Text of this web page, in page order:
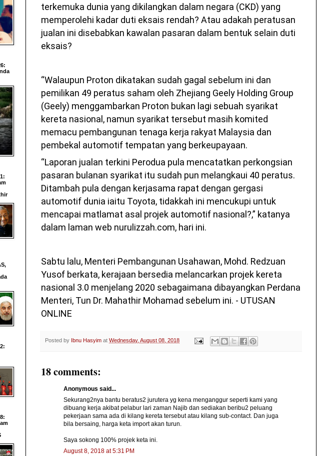
terkemuka dunia yang dikilangkan dalam negara (CKD) yang
memperolehi kadar duti eksais rendah? Atau adakah peratusan
jualan ini disebabkan kawalan pasaran dalam bentuk selain duti
eksais?
“Walaupun Proton dikatakan sudah gagal sebelum ini dan
pemilikan 49 peratus saham oleh Zhejiang Geely Holding Group
(Geely) menggambarkan Proton bukan lagi sebuah syarikat
kereta nasional, namun syarikat tersebut masih komited
memacu pembangunan tenaga kerja rakyat Malaysia dan
pembekal automotif tempatan yang berkeupayaan.
“Laporan jualan terkini Perodua pula mencatatkan perkongsian
pasaran bulanan syarikat itu sudah pun melangkaui 40 peratus.
Ditambah pula dengan kerjasama rapat dengan gergasi
automotif dunia iaitu Toyota, tidakkah ini mencukupi untuk
mencapai matlamat asal projek automotif nasional?,” katanya
dalam laman web nurulizzah.com, hari ini.
Sabtu lalu, Menteri Pembangunan Usahawan, Mohd. Redzuan
Yusof berkata, kerajaan bersedia melancarkan projek kereta
nasional 3.0 menjelang 2020 sebagaimana dibayangkan Perdana
Menteri, Tun Dr. Mahathir Mohamad sebelum ini. - UTUSAN
ONLINE
Posted by Ibnu Hasyim at Wednesday, August 08, 2018
18 comments:
Anonymous said...
Sekurang2nya bantu beratus2 jurutera yg kena menganggur seperti kami yang
dibuang kerja akibat pelabur lari zaman Najib dan sediakan beribu2 peluang
pekerjaan sama ada di kilang kereta tersebut atau kilang sub-contact. Dan juga
bila bersaing, harga keta import akan turun.
Saya sokong 100% projek keta ini.
August 8, 2018 at 5:31 PM